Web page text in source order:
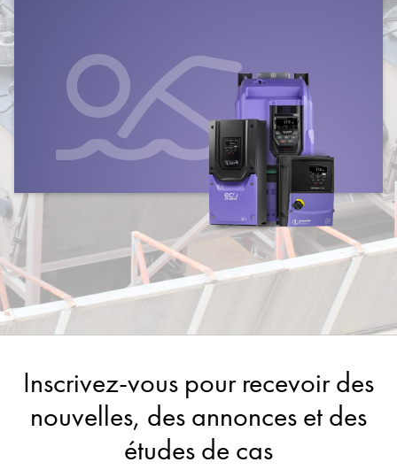
Inscrivez-vous pour recevoir des
nouvelles, des annonces et des
études de cas